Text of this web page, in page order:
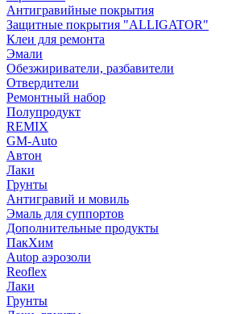
Антигравийные покрытия
Защитные покрытия "ALLIGATOR"
Клеи для ремонта
Эмали
Обезжириватели, разбавители
Отвердители
Ремонтный набор
Полупродукт
REMIX
GM-Auto
Автон
Лаки
Грунты
Антигравий и мовиль
Эмаль для суппортов
Дополнительные продукты
ПакХим
Autop аэрозоли
Reoflex
Лаки
Грунты